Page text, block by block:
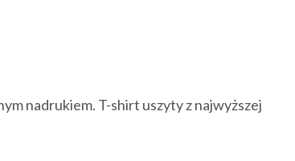
nadrukiem. T-shirt uszyty z najwyższej